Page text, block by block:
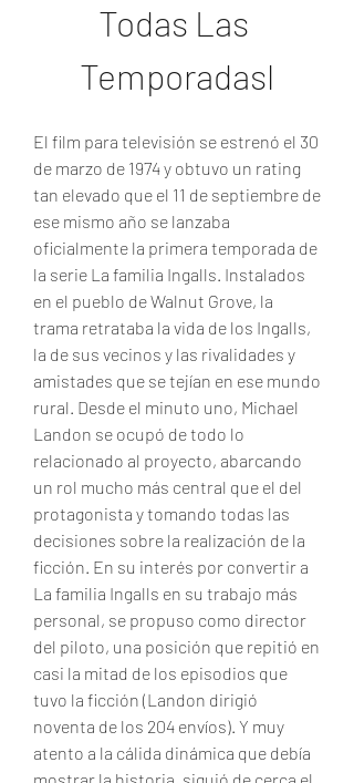
Todas Las
Temporadasl
El film para televisión se estrenó el 30
de marzo de 1974 y obtuvo un rating
tan elevado que el 11 de septiembre de
ese mismo año se lanzaba
oficialmente la primera temporada de
la serie La familia Ingalls. Instalados
en el pueblo de Walnut Grove, la
trama retrataba la vida de los Ingalls,
la de sus vecinos y las rivalidades y
amistades que se tejían en ese mundo
rural. Desde el minuto uno, Michael
Landon se ocupó de todo lo
relacionado al proyecto, abarcando
un rol mucho más central que el del
protagonista y tomando todas las
decisiones sobre la realización de la
ficción. En su interés por convertir a
La familia Ingalls en su trabajo más
personal, se propuso como director
del piloto, una posición que repitió en
casi la mitad de los episodios que
tuvo la ficción (Landon dirigió
noventa de los 204 envíos). Y muy
atento a la cálida dinámica que debía